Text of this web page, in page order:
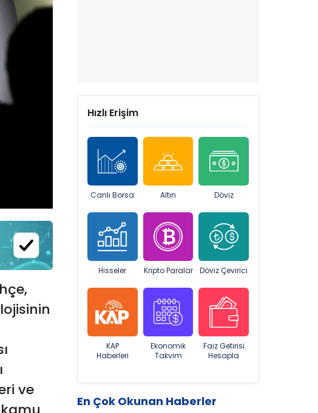
ve
Hızlı Erişim
Canlı Borsa Altın Döviz
Hisseler Kripto Paralar Döviz Çevirici
KAP
Haberleri
Ekonomik
Takvim
Faiz Getirisi
Hesapla
En Çok Okunan Haberler